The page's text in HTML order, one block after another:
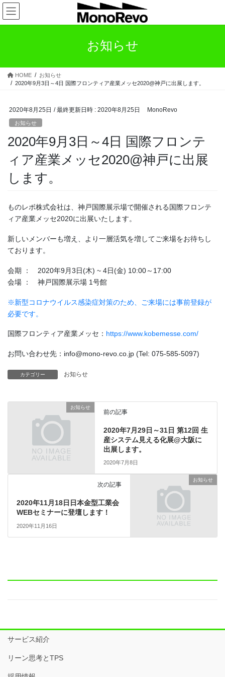
コ
ン
テ
ス
ナ
ビ
ゲ
ン
お知らせ
HOME
お知らせ
2020年9月3日～4日 国際フロンティア産業メッセ2020@神戸に出展します。
2020年8月25日 / 最終更新日時 : 2020年8月25日 MonoRevo
お知らせ
2020年9月3日～4日 国際フロンテ
ィア産業メッセ2020@神戸に出展
します。
ものレボ株式会社は、神戸国際展示場で開催される国際フロンテ
ィア産業メッセ2020に出展いたします。
新しいメンバーも増え、より一層活気を増してご来場をお待ちし
ております。
会期 ： 2020年9月3日(木) ~ 4日(金) 10:00～17:00
会場 ： 神戸国際展示場 1号館
※新型コロナウイルス感染症対策のため、ご来場には事前登録が
必要です。
国際フロンティア産業メッセ： https://www.kobemesse.com/
お問い合わせ先：info@mono-revo.co.jp (Tel: 075-585-5097)
カテゴリー お知らせ
お知らせ
前の記事
2020年7月29日～31日 第12回 生
産システム見える化展@大阪に
出展します。
2020年7月8日
お知らせ
次の記事
2020年11月18日日本金型工業会
WEBセミナーに登壇します！
2020年11月16日
サービス紹介
リーン思考とTPS